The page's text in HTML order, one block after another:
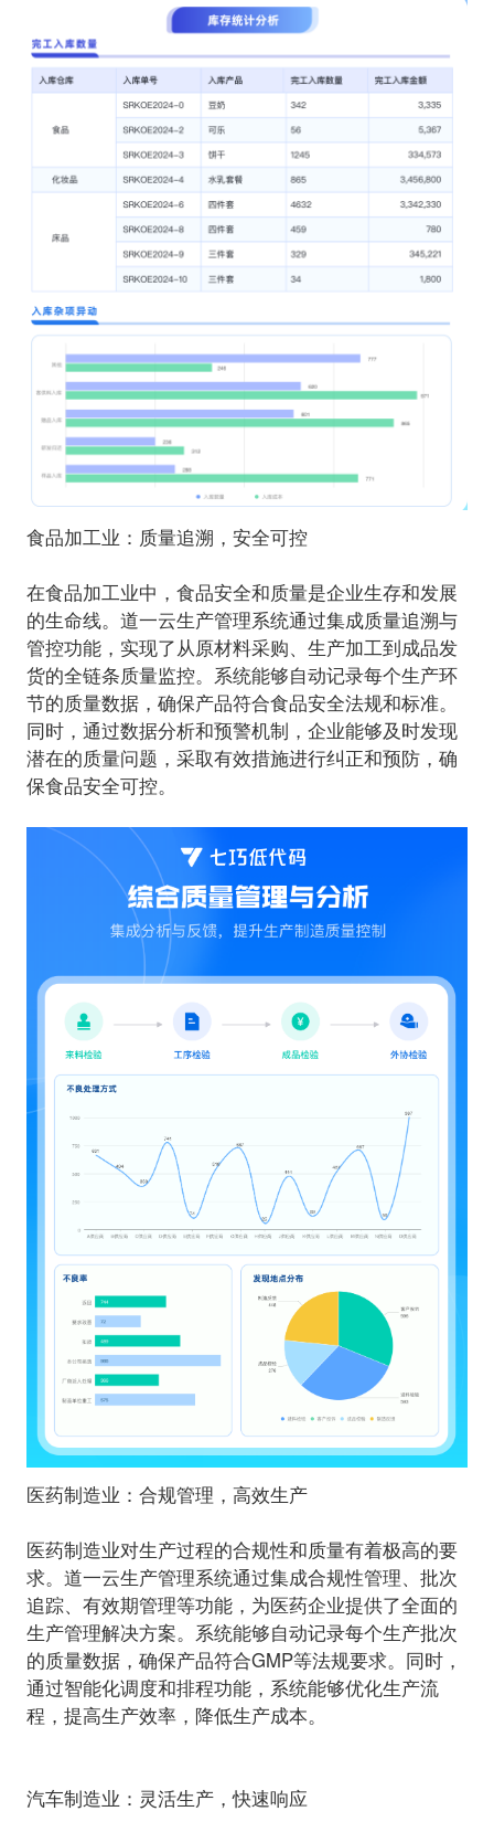
食品加工业：质量追溯，安全可控
在食品加工业中，食品安全和质量是企业生存和发展
的生命线。道一云生产管理系统通过集成质量追溯与
管控功能，实现了从原材料采购、生产加工到成品发
货的全链条质量监控。系统能够自动记录每个生产环
节的质量数据，确保产品符合食品安全法规和标准。
同时，通过数据分析和预警机制，企业能够及时发现
潜在的质量问题，采取有效措施进行纠正和预防，确
保食品安全可控。
医药制造业：合规管理，高效生产
医药制造业对生产过程的合规性和质量有着极高的要
求。道一云生产管理系统通过集成合规性管理、批次
追踪、有效期管理等功能，为医药企业提供了全面的
生产管理解决方案。系统能够自动记录每个生产批次
的质量数据，确保产品符合GMP等法规要求。同时，
通过智能化调度和排程功能，系统能够优化生产流
程，提高生产效率，降低生产成本。
汽车制造业：灵活生产，快速响应